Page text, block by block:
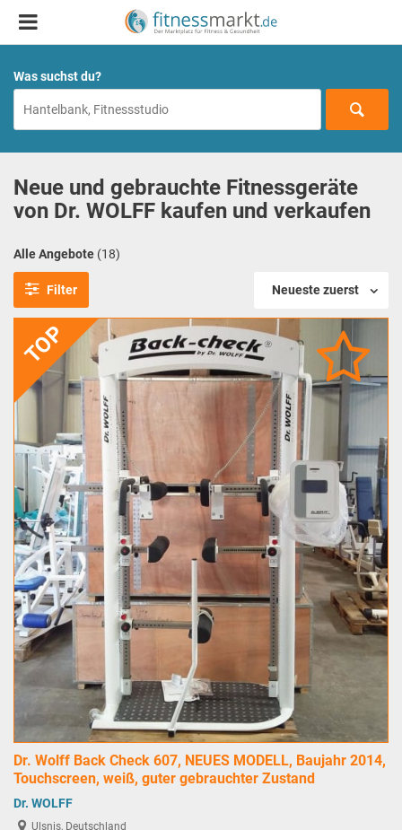
Was suchst du?
Neue und gebrauchte Fitnessgeräte
von Dr. WOLFF kaufen und verkaufen
Alle Angebote (18)
Filter Neueste zuerst
TOP
Dr. Wolff Back Check 607, NEUES MODELL, Baujahr 2014,
Touchscreen, weiß, guter gebrauchter Zustand
Dr. WOLFF
Ulsnis, Deutschland